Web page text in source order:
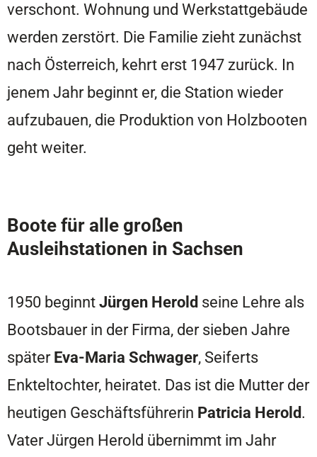
verschont. Wohnung und Werkstattgebäude
werden zerstört. Die Familie zieht zunächst
nach Österreich, kehrt erst 1947 zurück. In
jenem Jahr beginnt er, die Station wieder
aufzubauen, die Produktion von Holzbooten
geht weiter.
Boote für alle großen
Ausleihstationen in Sachsen
1950 beginntJürgen Herold seine Lehre als
Bootsbauer in der Firma, der sieben Jahre
späterEva-Maria Schwager, Seiferts
Enkteltochter, heiratet. Das ist die Mutter der
heutigen Geschäftsführerin Patricia Herold.
Vater Jürgen Herold übernimmt im Jahr